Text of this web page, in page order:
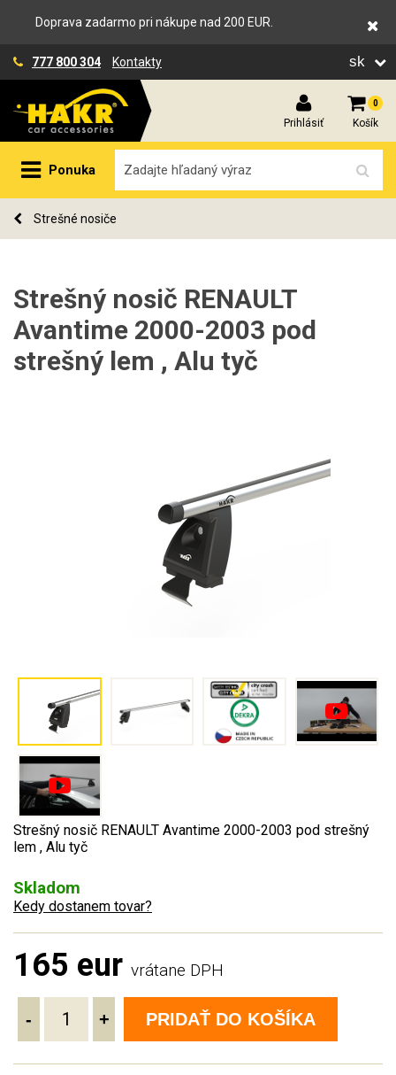
Doprava zadarmo pri nákupe nad 200 EUR.
777 800 304 Kontakty sk
Prihlásiť
0
Košík
Ponuka
Strešné nosiče
Strešný nosič RENAULT
Avantime 2000-2003 pod
strešný lem , Alu tyč
Strešný nosič RENAULT Avantime 2000-2003 pod strešný
lem , Alu tyč
Skladom
Kedy dostanem tovar?
165 eur vrátane DPH
- + PRIDAŤ DO KOŠÍKA